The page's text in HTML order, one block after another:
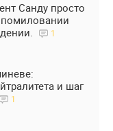
Санду просто
1
и шаг
1